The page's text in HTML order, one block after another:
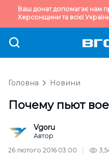
Ваш донат допомагає нам
Херсонщини та всієї
Головна Новини
Почему пьют
Vgoru
Автор
26 лютого 2016 03:00